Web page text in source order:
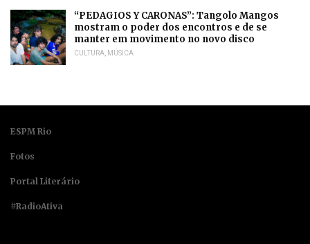
“PEDAGIOS Y CARONAS”: Tangolo Mangos
mostram o poder dos encontros e de se
manter em movimento no novo disco
CULTURA MÚSICA
ESPM Rio
Fotos
Portal Literário
#RadioAtiva